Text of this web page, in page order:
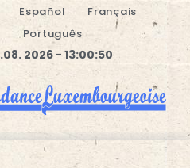
Español
Français
Português
2026 - 13:00:51